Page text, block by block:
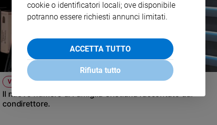
VIDEO
Il nuovo numero di Famiglia Cristiana raccontato dal
condirettore.
cookie o identificatori locali; ove disponibile
potranno essere richiesti annunci limitati.
ACCETTA TUTTO
Rifiuta tutto